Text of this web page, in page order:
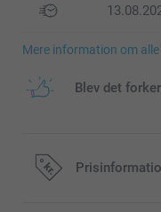
Mere information om
Blev det